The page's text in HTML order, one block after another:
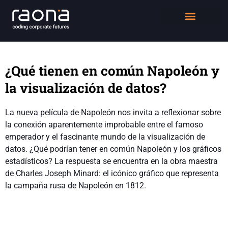
¿Qué tienen en común Napoleón y
la visualización de datos?
La nueva película de Napoleón nos invita a reflexionar sobre
la conexión aparentemente improbable entre el famoso
emperador y el fascinante mundo de la visualización de
datos. ¿Qué podrían tener en común Napoleón y los gráficos
estadísticos? La respuesta se encuentra en la obra maestra
de Charles Joseph Minard: el icónico gráfico que representa
la campaña rusa de Napoleón en 1812.